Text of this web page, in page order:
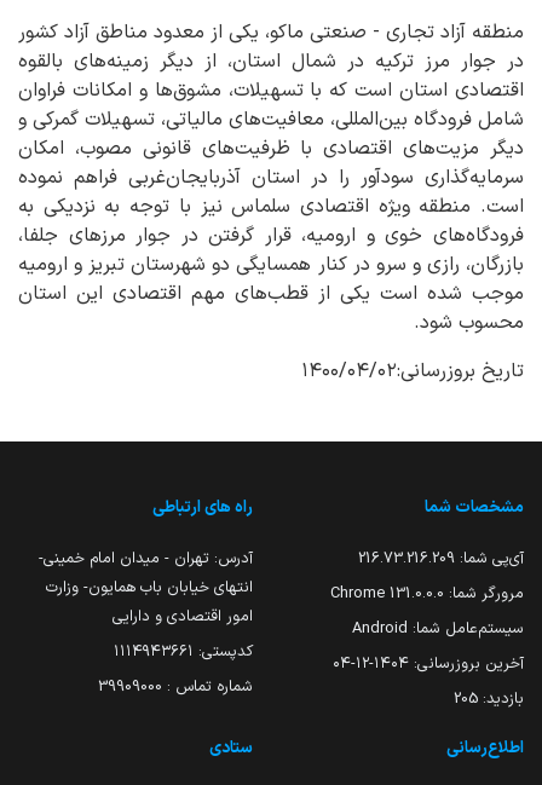
منطقه آزاد تجاری - صنعتی ماکو، یکی از معدود مناطق آزاد کشور
در جوار مرز ترکیه در شمال استان، از دیگر زمینه‌های بالقوه
اقتصادی استان است که با تسهیلات، مشوق‌ها و امکانات فراوان
شامل فرودگاه بین‌المللی، معافیت‌های مالیاتی، تسهیلات گمرکی و
دیگر مزیت‌های اقتصادی با ظرفیت‌های قانونی مصوب، امکان
سرمایه‌گذاری سودآور را در استان آذربایجان‌غربی فراهم نموده
است. منطقه ویژه اقتصادی سلماس نیز با توجه به نزدیکی به
فرودگاه‌های خوی و ارومیه، قرار گرفتن در جوار مرزهای جلفا،
بازرگان، رازی و سرو در کنار همسایگی دو شهرستان تبریز و ارومیه
موجب شده است یکی از قطب‌های مهم اقتصادی این استان
محسوب شود.
تاریخ بروزرسانی:۱۴۰۰/۰۴/۰۲
مشخصات شما
آی‌پی شما: 216.73.216.209
مرورگر شما: 131.0.0.0 Chrome
سیستم‌عامل شما: Android
آخرین بروزرسانی: ۱۴۰۴-۱۲-۰۴
بازدید: 205
راه های ارتباطی
آدرس: تهران - میدان امام خمینی-
انتهای خیابان باب همایون- وزارت
امور اقتصادی و دارایی
کدپستی: ۱۱۱۴۹۴۳۶۶۱
شماره تماس : 39909000
اطلاع‌رسانی ستادی